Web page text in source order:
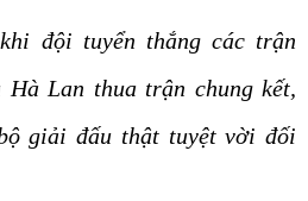
đội tuyển thắng các trận
Lan thua trận chung kết,
giải đấu thật tuyệt vời đối